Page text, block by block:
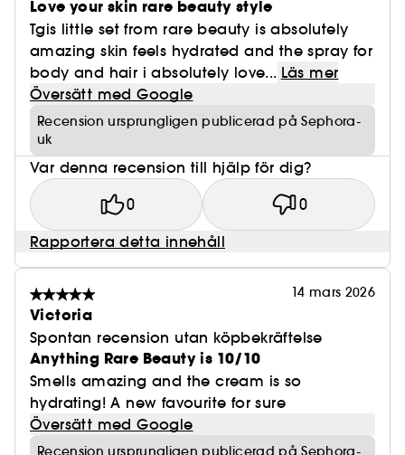
Love your skin rare beauty style
Tgis little set from rare beauty is absolutely
amazing skin feels hydrated and the spray for
body and hair i absolutely love... Läs mer
Översätt med Google
Recension ursprungligen publicerad på Sephora-
uk
Var denna recension till hjälp för dig?
0 0
Rapportera detta innehåll
14 mars 2026
Victoria
Spontan recension utan köpbekräftelse
Anything Rare Beauty is 10/10
Smells amazing and the cream is so
hydrating! A new favourite for sure
Översätt med Google
Recension ursprungligen publicerad på Sephora-